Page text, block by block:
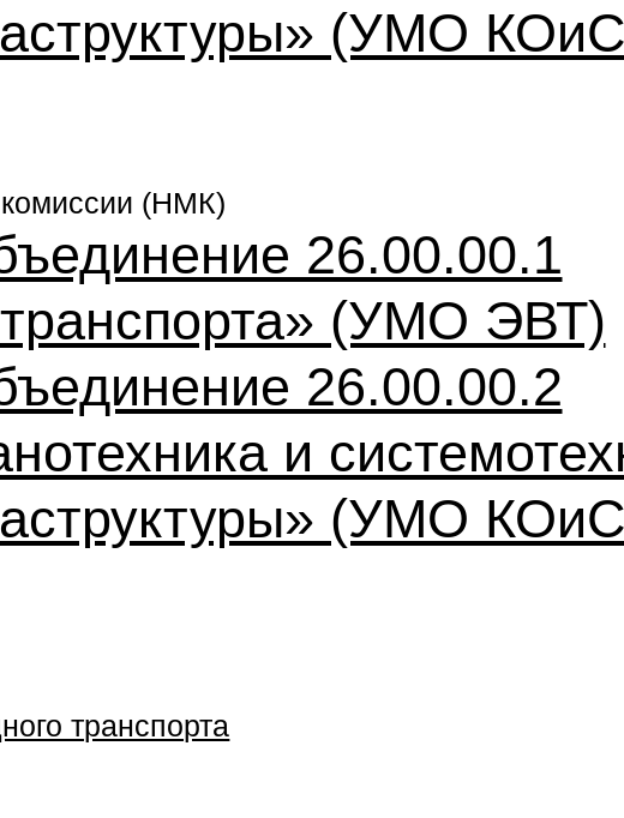
(УМО
(НМК)
26.00.00.1
транспорта» (УМО ЭВТ)
26.00.00.2
и
(УМО
транспорта